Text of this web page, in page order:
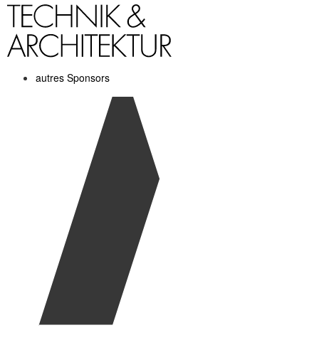
autres Sponsors